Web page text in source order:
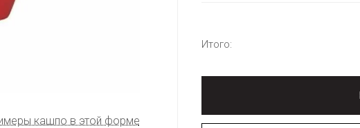
кашпо в этой форме
Итого: